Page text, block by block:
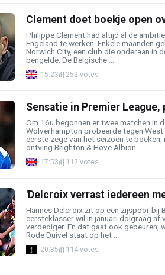
Clement doet boekje open
Philippe Clement had altijd al de
Engeland te werken. Enkele maanden
Norwich City, een club die onderaan in
bengelde. De Belgische ...
15:23 252 votes
Sensatie in Premier League,
Om 16u begonnen er twee matchen in
Wolverhampton probeerde tegen West
eerste zege van het seizoen te boeken,
ontving Brighton & Hove Albion ...
17:53 112 votes
'Delcroix verrast iedereen
Hannes Delcroix zit op een zijspoor bij
eersteklasser wil in januari dolgraag af
verdediger. En dat gaat ook gebeuren,
Rode Duivel staat op het ...
20:35 114 votes